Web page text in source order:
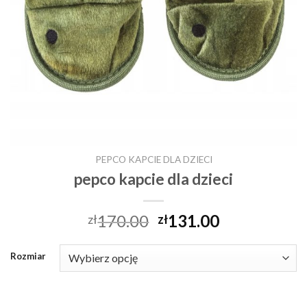
PEPCO KAPCIE DLA DZIECI
pepco kapcie dla dzieci
zł170.00 zł131.00
Rozmiar